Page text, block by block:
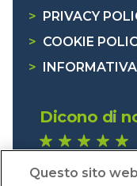
>
PRIVACY
> COOKIE
>
Dicono di
Eccellente (4,8)
Questo sito